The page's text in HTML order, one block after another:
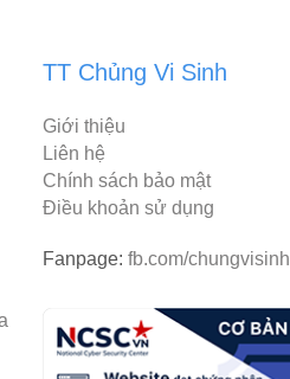
TT Chủng Vi Sinh
Giới thiệu
Liên hệ
Chính sách bảo mật
Điều khoản sử dụng
Fanpage:fb.com/chungvisinh